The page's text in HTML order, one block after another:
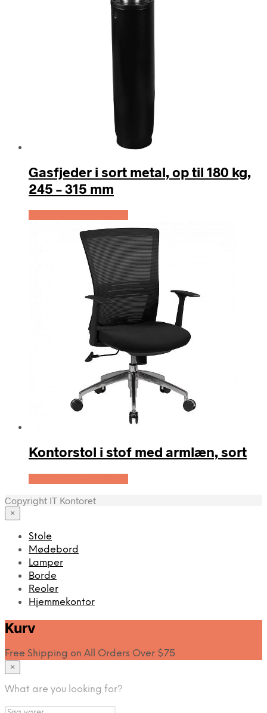
Gasfjeder i sort metal, op til 180 kg,
245 – 315 mm
Kontorstol i stof med armlæn, sort
Copyright IT Kontoret
×
Stole
Mødebord
Lamper
Borde
Reoler
Hjemmekontor
Kurv
Free Shipping on All Orders Over $75
×
What are you looking for?